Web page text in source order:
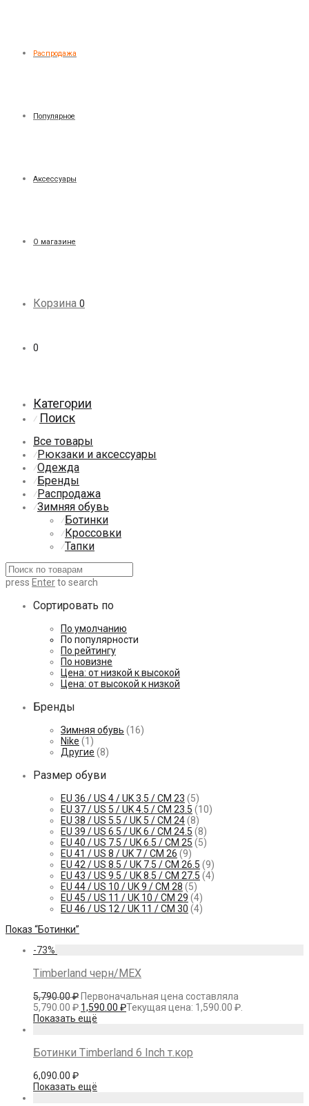
Распродажа
Популярное
Аксессуары
О магазине
Корзина 0
0
Категории
⁄ Поиск
Все товары
⁄Рюкзаки и аксессуары
⁄Одежда
⁄Бренды
⁄Распродажа
⁄Зимняя обувь
⁄Ботинки
⁄Кроссовки
⁄Тапки
press Enterto search
Сортировать по
По умолчанию
По популярности
По рейтингу
По новизне
Цена: от низкой к высокой
Цена: от высокой к низкой
Бренды
Зимняя обувь (16)
Nike (1)
Другие (8)
Размер обуви
EU 36 / US 4 / UK 3.5 / СМ 23 (5)
EU 37 / US 5 / UK 4.5 / СМ 23.5 (10)
EU 38 / US 5.5 / UK 5 / СМ 24(8)
EU 39 / US 6.5 / UK 6 / СМ 24.5 (8)
EU 40 / US 7.5 / UK 6.5 / СМ 25 (5)
EU 41 / US 8 / UK 7 / СМ 26 (9)
EU 42 / US 8.5 / UK 7.5 / СМ 26.5 (9)
EU 43 / US 9.5 / UK 8.5 / СМ 27.5 (4)
EU 44 / US 10 / UK 9 / СМ 28 (5)
EU 45 / US 11 / UK 10 / СМ 29 (4)
EU 46 / US 12 / UK 11 / СМ 30 (4)
Показ “Ботинки”
-73%
Timberland черн/МЕХ
5,790.00₽ Первоначальная цена составляла
5,790.00 ₽. 1,590.00 ₽Текущая цена: 1,590.00 ₽.
Показать ещё
Ботинки Timberland 6 Inch т.кор
6,090.00 ₽
Показать ещё